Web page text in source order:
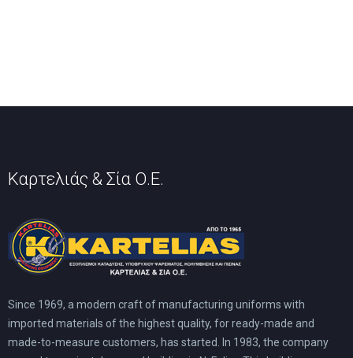
Καρτελιάς & Σία Ο.Ε.
Since 1969, a modern craft of manufacturing uniforms with
imported materials of the highest quality, for ready-made and
made-to-measure customers, has started. In 1983, the company